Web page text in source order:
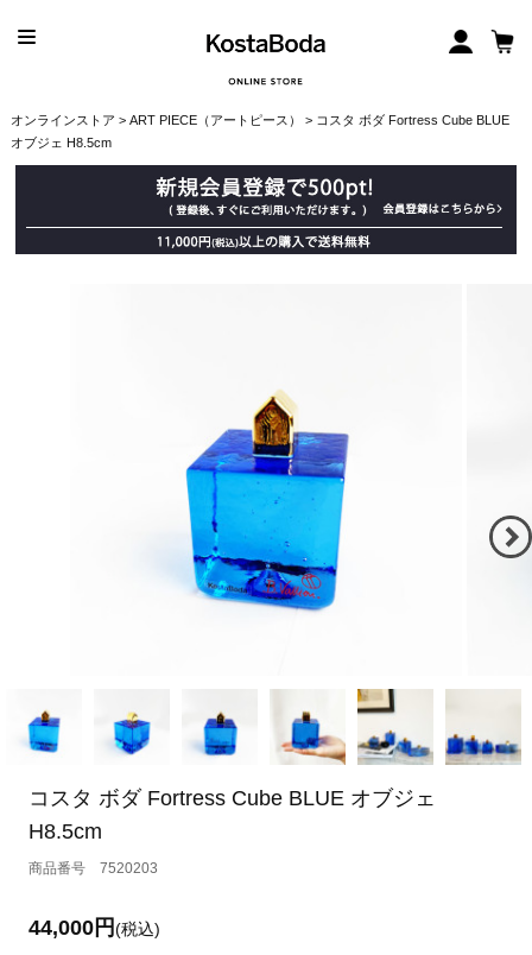
オンラインストア > ART PIECE（アートピース）
> コスタ ボダ Fortress Cube BLUE
オブジェ H8.5cm
コスタ ボダ Fortress Cube BLUE オブジェ
H8.5cm
7520203
44,000円(税込)